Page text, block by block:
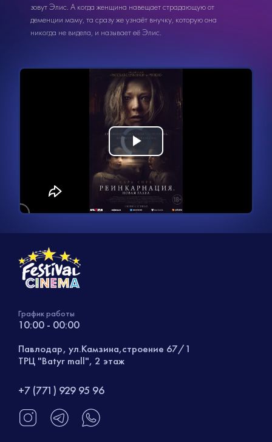
зовут Элис. А когда женщина навещает страдающую от
деменции маму, та сразу же узнаёт внучку, которую она
никогда не видела, и называет её Элис.
Видеоплеер
загружается.
Воспроизвести
видео
График работы
10:00 - 00:00
Павлодар, ул.Камзина,строение 67/1
ТРЦ "Batyr mall", 2 этаж
+7 (771) 929 95 96